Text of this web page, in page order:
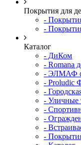
Покрытия для
-
-
Каталог
- ДиКом
- Romana
- ЭЛМАФ
- Proludic
-
- Уличные
-
-
-
-